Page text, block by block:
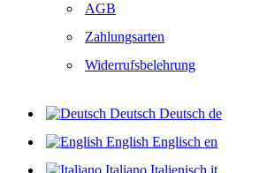
AGB
Zahlungsarten
Widerrufsbelehrung
Deutsch Deutsch de
English Englisch en
Italiano Italienisch it